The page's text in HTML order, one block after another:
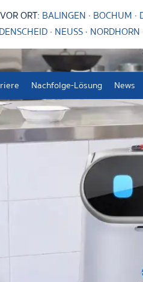
ORT: BALINGEN · BOCHUM ·
· NEUSS· NORDHORN
Nachfolge-Lösung News